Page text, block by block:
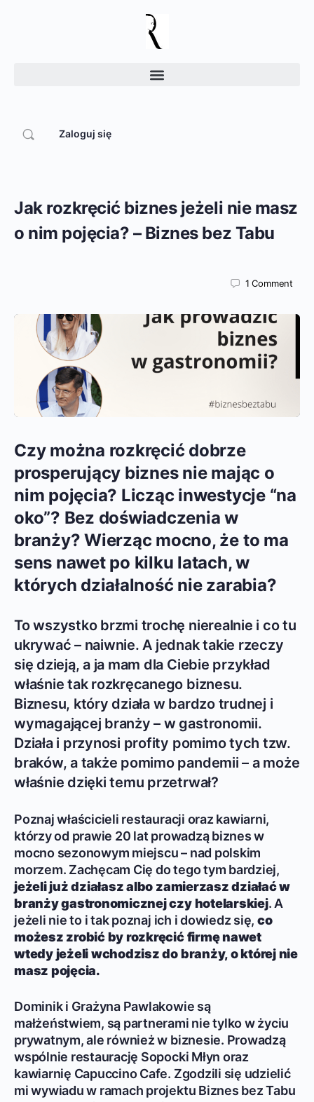
Zaloguj się
Jak rozkręcić biznes jeżeli nie masz
o nim pojęcia? – Biznes bez Tabu
1Comment
Czy można rozkręcić dobrze
prosperujący biznes nie mając o
nim pojęcia? Licząc inwestycje “na
oko”? Bez doświadczenia w
branży? Wierząc mocno, że to ma
sens nawet po kilku latach, w
których działalność nie zarabia?
To wszystko brzmi trochę nierealnie i co tu
ukrywać – naiwnie. A jednak takie rzeczy
się dzieją, a ja mam dla Ciebie przykład
właśnie tak rozkręcanego biznesu.
Biznesu, który działa w bardzo trudnej i
wymagającej branży – w gastronomii.
Działa i przynosi profity pomimo tych tzw.
braków, a także pomimo pandemii – a może
właśnie dzięki temu przetrwał?
Poznaj właścicieli restauracji oraz kawiarni,
którzy od prawie 20 lat prowadzą biznes w
mocno sezonowym miejscu – nad polskim
morzem. Zachęcam Cię do tego tym bardziej,
jeżeli już działasz albo zamierzasz działać w
branży gastronomicznej czy hotelarskiej. A
jeżeli nie to i tak poznaj ich i dowiedz się, co
możesz zrobić by rozkręcić firmę nawet
wtedy jeżeli wchodzisz do branży, o której nie
masz pojęcia.
Dominik i Grażyna Pawlakowie są
małżeństwiem, są partnerami nie tylko w życiu
prywatnym, ale również w biznesie. Prowadzą
wspólnie restaurację Sopocki Młyn oraz
kawiarnię Capuccino Cafe. Zgodzili się udzielić
mi wywiadu w ramach projektu Biznes bez Tabu